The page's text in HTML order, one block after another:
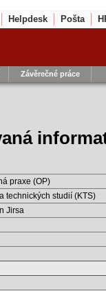
Helpdesk Pošta
Závěrečné práce
praxe (OP)
technických studií (KTS)
Jirsa